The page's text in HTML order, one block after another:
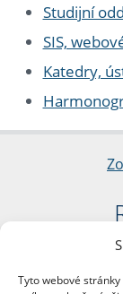
Tyto webové
Studijní
SIS,
Katedry,